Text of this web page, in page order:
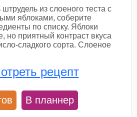
из слоеного теста с
яблоками, соберите
по списку. Яблоки
но приятный контраст вкуса
сладкого сорта. Слоеное
рецепт
В планнер